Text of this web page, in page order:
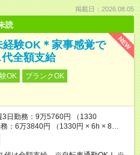
掲載日：2026.08.05
読
NEW
経験OK＊家事感覚で
全額支給
OK
ブランクOK
日勤務：9万5760円 （1330
：6万3840円 （1330円 × 6h × 8
、保証するものではありません